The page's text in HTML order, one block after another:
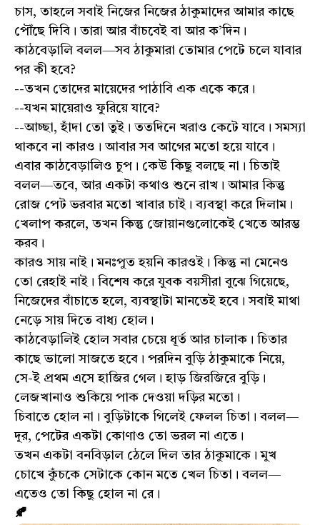
চাস, তাহলে সবাই নিজের নিজের ঠাকুমাদের আমার কাছে
পৌঁছে দিবি। তারা আর বাঁচবেই বা আর ক’দিন।
কাঠবেড়ালি বলল—সব ঠাকুমারা তোমার পেটে চলে যাবার
পর কী হবে?
--তখন তোদের মায়েদের পাঠাবি এক একে করে।
--যখন মায়েরাও ফুরিয়ে যাবে?
--আচ্ছা, হাঁদা তো তুই। ততদিনে খরাও কেটে যাবে। সমস্যা
থাকবে না কারও। আবার সব আগের মতো হয়ে যাবে।
এবার কাঠবেড়ালিও চুপ। কেউ কিছু বলছে না। চিতাই
বলল—তবে, আর একটা কথাও শুনে রাখ। আমার কিন্তু
রোজ পেট ভরবার মতো খাবার চাই। ব্যবস্থা করে দিলাম।
খেলাপ করলে, তখন কিন্তু জোয়ানগুলোকেই খেতে আরম্ভ
করব।
কারও সায় নাই। মনঃপুত হয়নি কারওই। কিন্তু না মেনেও
তো রেহাই নাই। বিশেষ করে যুবক বয়সীরা বুঝে গিয়েছে,
নিজেদের বাঁচাতে হলে, ব্যবস্থাটা মানতেই হবে। সবাই মাথা
নেড়ে সায় দিতে বাধ্য হোল।
কাঠবেড়ালিই হোল সবার চেয়ে ধূর্ত আর চালাক। চিতার
কাছে ভালো সাজতে হবে। পরদিন বুড়ি ঠাকুমাকে নিয়ে,
সে-ই প্রথম এসে হাজির গেল। হাড় জিরজিরে বুড়ি।
লেজখানাও শুকিয়ে পাক দেওয়া দড়ির মতো।
চিবাতে হোল না। বুড়িটাকে গিলেই ফেলল চিতা। বলল—
দূর, পেটের একটা কোণাও তো ভরল না এতে।
তখন একটা বনবিড়াল ঠেলে দিল তার ঠাকুমাকে। মুখ
চোখে কুঁচকে সেটাকে কোন মতে খেল চিতা। বলল—
এতেও তো কিছু হোল না রে।
🍂